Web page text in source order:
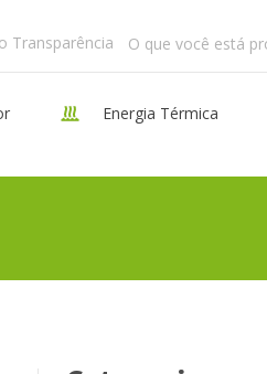
Transparência
Energia Térmica